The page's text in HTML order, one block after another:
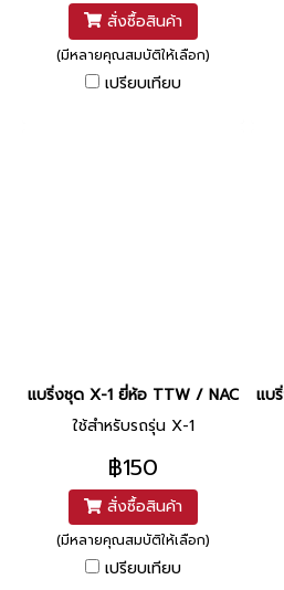
สั่งซื้อสินค้า
(มีหลายคุณสมบัติให้เลือก)
เปรียบเทียบ
แบริ่งชุด X-1 ยี่ห้อ TTW / NACHI
ใช้สำหรับรถรุ่น X-1
฿150
สั่งซื้อสินค้า
(มีหลายคุณสมบัติให้เลือก)
เปรียบเทียบ
แบ